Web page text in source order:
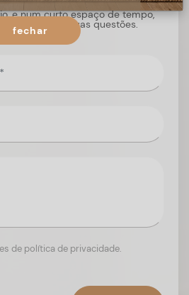
e num curto espaço de tempo,
todas as suas questões.
de política de privacidade.
fechar